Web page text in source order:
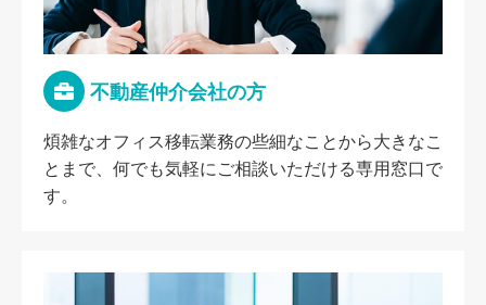
不動産仲介会社の方
煩雑なオフィス移転業務の些細なことから大きなこ
とまで、何でも気軽にご相談いただける専用窓口で
す。